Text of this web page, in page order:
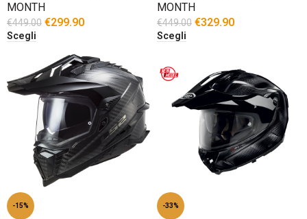
MONTH
€449.00 €299.90
Scegli
MONTH
€449.00 €329.90
Scegli
-15% -33%